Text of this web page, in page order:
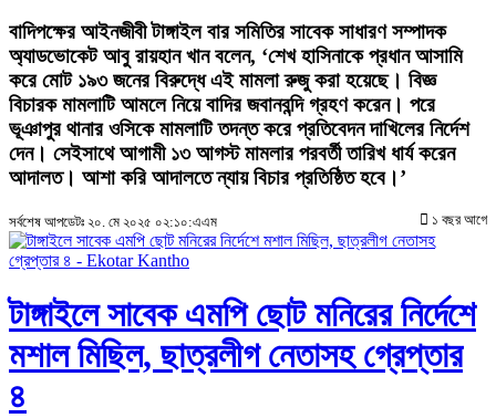
বাদিপক্ষের আইনজীবী টাঙ্গাইল বার সমিতির সাবেক সাধারণ সম্পাদক
অ্যাডভোকেট আবু রায়হান খান বলেন, ‘শেখ হাসিনাকে প্রধান আসামি
করে মোট ১৯৩ জনের বিরুদ্ধে এই মামলা রুজু করা হয়েছে। বিজ্ঞ
বিচারক মামলাটি আমলে নিয়ে বাদির জবানবন্দি গ্রহণ করেন। পরে
ভূঞাপুর থানার ওসিকে মামলাটি তদন্ত করে প্রতিবেদন দাখিলের নির্দেশ
দেন। সেইসাথে আগামী ১৩ আগস্ট মামলার পরবর্তী তারিখ ধার্য করেন
আদালত। আশা করি আদালতে ন্যায় বিচার প্রতিষ্ঠিত হবে।’
সর্বশেষ আপডেটঃ ২০. মে ২০২৫ ০২:১০:এএম ১ বছর আগে
টাঙ্গাইলে সাবেক এমপি ছোট মনিরের নির্দেশে
মশাল মিছিল, ছাত্রলীগ নেতাসহ গ্রেপ্তার
৪